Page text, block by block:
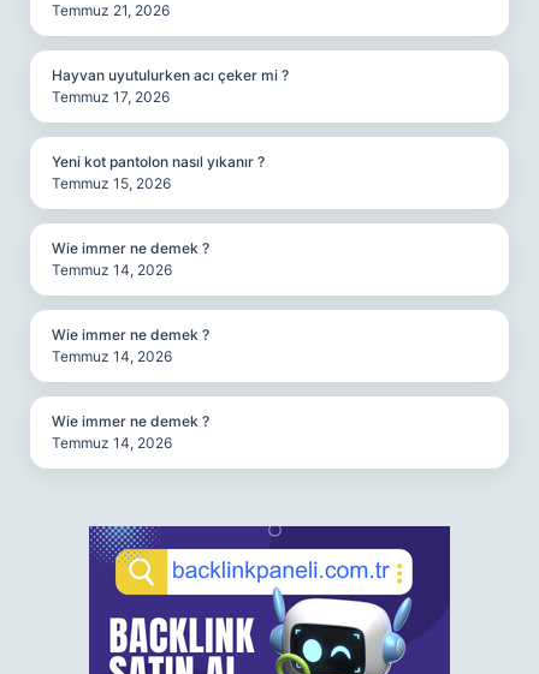
Temmuz 21, 2026
Hayvan uyutulurken acı çeker mi ?
Temmuz 17, 2026
Yeni kot pantolon nasıl yıkanır ?
Temmuz 15, 2026
Wie immer ne demek ?
Temmuz 14, 2026
Wie immer ne demek ?
Temmuz 14, 2026
Wie immer ne demek ?
Temmuz 14, 2026